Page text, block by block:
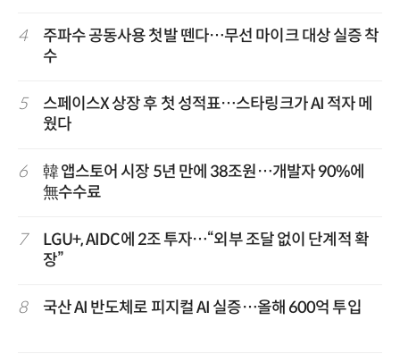
4
주파수 공동사용 첫발 뗀다…무선 마이크 대상 실증 착
수
5
스페이스X 상장 후 첫 성적표…스타링크가 AI 적자 메
웠다
6
韓 앱스토어 시장 5년 만에 38조원…개발자 90%에
無수수료
7
LGU+, AIDC에 2조 투자…“외부 조달 없이 단계적 확
장”
8 국산 AI 반도체로 피지컬 AI 실증…올해 600억 투입